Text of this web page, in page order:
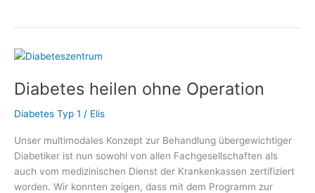
Sie
Vorsorge!
Diabetes heilen ohne Operation
Diabetes Typ 1 / Elis
Unser multimodales Konzept zur Behandlung übergewichtiger
Diabetiker ist nun sowohl von allen Fachgesellschaften als
auch vom medizinischen Dienst der Krankenkassen zertifiziert
worden. Wir konnten zeigen, dass mit dem Programm zur